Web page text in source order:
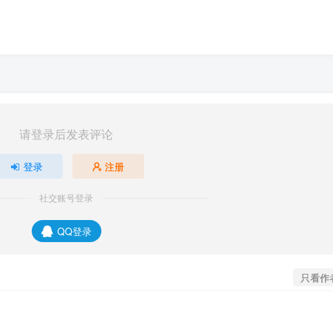
请登录后发表评论
登录 注册
社交账号登录
QQ登录
只看作